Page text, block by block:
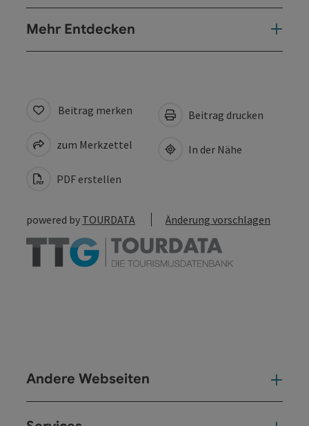
Mehr Entdecken
Beitrag merken
zum Merkzettel
PDF erstellen
Beitrag drucken
In der Nähe
powered by TOURDATA Änderung vorschlagen
Andere Webseiten